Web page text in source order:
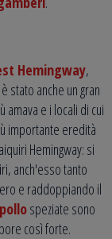
Hemingway,
stato anche un gran
amava e i locali di cui
importante eredità
Hemingway: si
anch'esso tanto
e raddoppiando il
speziate sono
così forte.